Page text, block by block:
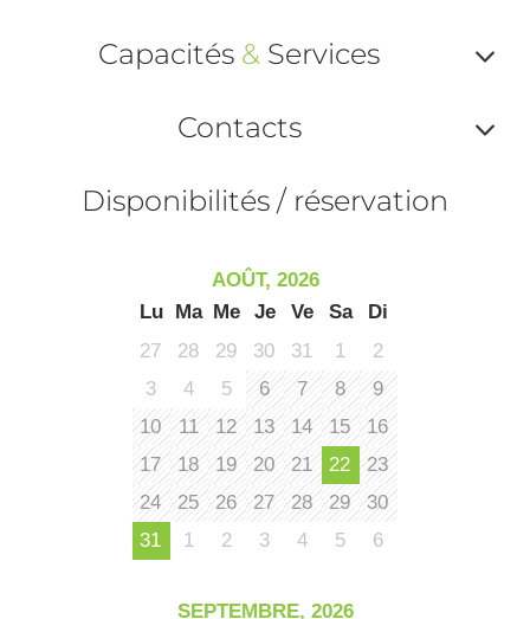
ou
Capacités & Services
ou
Contacts
Disponibilités / réservation
AOÛT, 2026
Lu
Ma Me Je Ve Sa
Di
27
28 29 30 31 1
2
3
4 5 6 7 8
9
10
11 12 13 14 15
16
17
18 19 20 21 22
23
24
25 26 27 28 29
30
31
1 2 3 4 5 6
SEPTEMBRE, 2026